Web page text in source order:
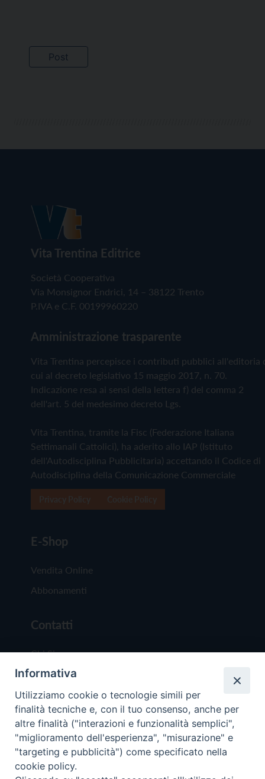
Vita Trentina Editrice
Società Cooperativa
Via Monsignor Endrici, 14 – 38122 Trento
P.IVA e C.F. 00199960220
Amministrazione trasparente
Vita Trentina percepisce i contributi pubblici all'editoria
cui al decreto legislativo 15 maggio 2017, n. 70.
Indicazione resa ai sensi della lettera f) del comma 2
dell'art. 5 del medesimo decreto Lgs.
Vita Trentina, tramite la Fisc (Federazione Italiana
Settimanali Cattolici), ha aderito allo IAP (Istituto
dell'Autodisciplina Pubblicitaria) accettando il Codice di
Autodisciplina della Comunicazione Commerciale
E-Shop
Vendita Online
Abbonamenti
Contatti
Chi Siamo
Redazione
Scrivici
Copyright © 2019 - Tutti i diritti riservati - Vita
Informativa
Utilizziamo cookie o tecnologie simili per
finalità tecniche e, con il tuo consenso, anche per
altre finalità ("interazioni e funzionalità semplici",
"miglioramento dell'esperienza", "misurazione" e
"targeting e pubblicità") come specificato nella
cookie policy.